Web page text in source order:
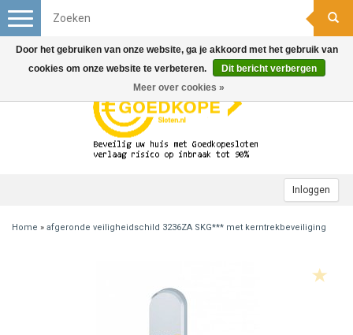
Inloggen
Toggle
navigation
Home » afgeronde veiligheidschild 3236ZA SKG*** met kerntrekbeveiliging
Door het gebruiken van onze website, ga je akkoord met het gebruik van
cookies om onze website te verbeteren.
Dit bericht verbergen
Meer over cookies »